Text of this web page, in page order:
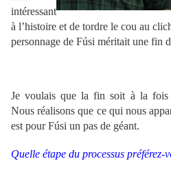
intéressant
à l’histoire et de tordre le cou au
personnage de Fúsi méritait une fin
Je voulais que la fin soit à la fois
Nous réalisons que ce qui nous
est pour Fúsi un pas de géant.
Quelle étape du processus préférez-